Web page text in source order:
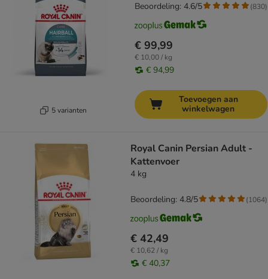
5 varianten
€ 99,99
€ 10,00 / kg
€ 94,99
Beoordeling: 4.6/5 (830)
Toevoegen aan
winkelwagen
Royal Canin Persian Adult -
Kattenvoer
4 kg
€ 42,49
€ 10,62 / kg
€ 40,37
Beoordeling: 4.8/5 (1064)